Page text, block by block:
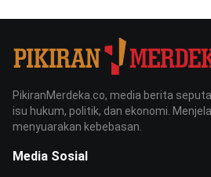
PikiranMerdeka.co, media berita
isu hukum, politik, dan ekonomi.
menyuarakan kebebasan.
Media Sosial